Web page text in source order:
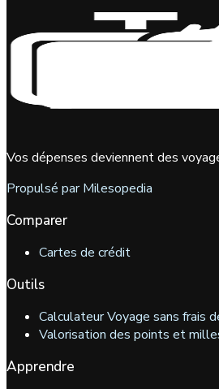
Vos dépenses deviennent des
Propulsé par Milesopedia
Comparer
Cartes de crédit
Outils
Calculateur Voyage sans frais
Valorisation des points et
Apprendre